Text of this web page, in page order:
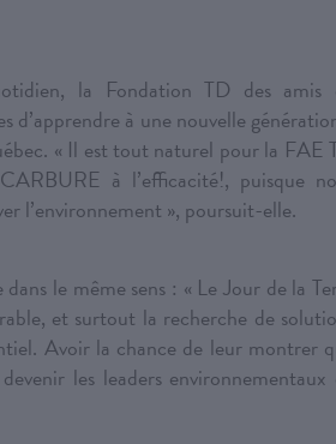
la Fondation TD des amis
d’apprendre à une nouvelle
« Il est tout naturel pour la FAE
à l’efficacité!, puisque
l’environnement », poursuit-elle.
le même sens : « Le Jour de la
et surtout la recherche de
Avoir la chance de leur montrer
les leaders environnementaux